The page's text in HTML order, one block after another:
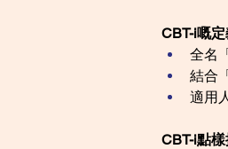
CBT-i嘅
全名
結合
適用
CBT-i點